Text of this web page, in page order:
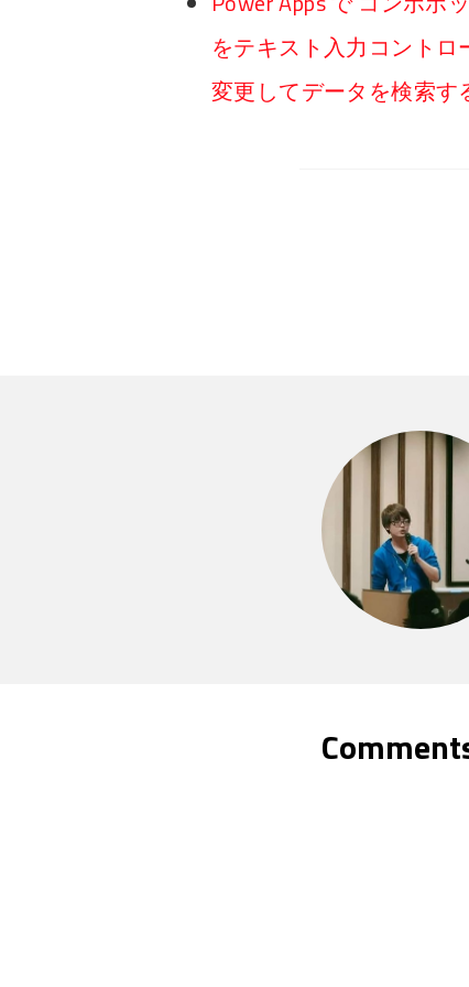
をテキスト入力コント
変更してデータを検索